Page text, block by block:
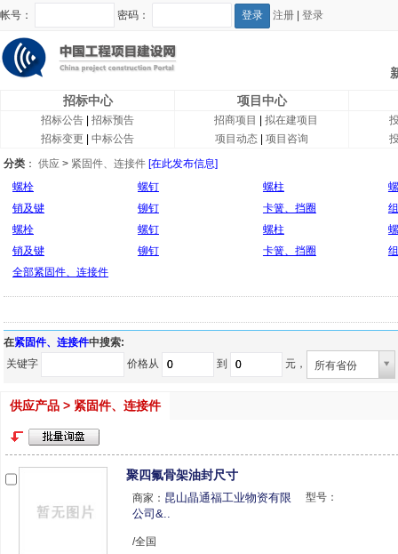
帐号： 密码： 注册 登录
招标中心
项目中心
招标公告
招标预告
招标变更
中标公告
招商项目
拟在建项目
项目动态
项目咨询
分类 ： 供应 > 紧固件、连接件 [在此发布信息]
螺栓
螺钉 螺柱
销及键
铆钉 卡簧、挡圈
螺栓
螺钉 螺柱
销及键
铆钉 卡簧、挡圈
全部紧固件、连接件
在紧固件、连接件中搜索:
关键字
价格从 到 元， 所有省份
供应产品 > 紧固件、连接件
聚四氟骨架油封尺寸
商家： 昆山晶通福工业物资有限
公司&..
型号：
/全国